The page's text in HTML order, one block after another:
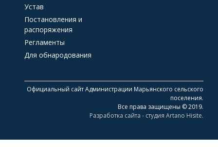
Устав
Постановления и
распоряжения
Регламенты
Для обнародования
Официальный сайт Администрации Марьянского сельского
поселения.
Все права защищены © 2019.
Разработка сайта - студия Artano Hisite.